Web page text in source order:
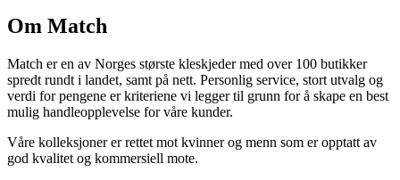
Om Match
Match er en av Norges største kleskjeder med over 100 butikker
spredt rundt i landet, samt på nett. Personlig service, stort utvalg og
verdi for pengene er kriteriene vi legger til grunn for å skape en best
mulig handleopplevelse for våre kunder.
Våre kolleksjoner er rettet mot kvinner og menn som er opptatt av
god kvalitet og kommersiell mote.